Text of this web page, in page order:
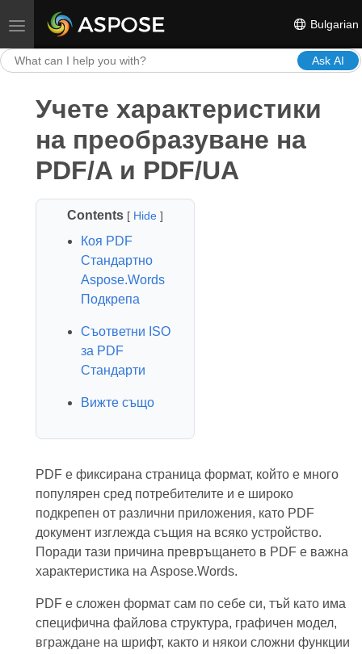
Toggle navigation Bulgarian
Ask AI
Учете характеристики
на преобразуване на
PDF/A и PDF/UA
Contents [ Hide]
Коя PDF
Стандартно
Aspose.Words
Подкрепа
Съответни ISO
за PDF
Стандарти
Вижте също
PDF е фиксирана страница формат, който е много
популярен сред потребителите и е широко
подкрепен от различни приложения, като PDF
документ изглежда същия на всяко устройство.
Поради тази причина превръщането в PDF е важна
характеристика на Aspose.Words.
PDF е сложен формат сам по себе си, тъй като има
специфична файлова структура, графичен модел,
вграждане на шрифт, както и някои сложни функции